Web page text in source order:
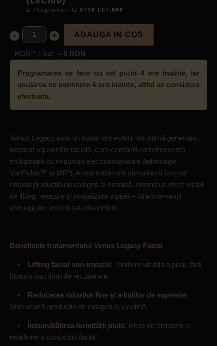
Programari la 0736.007.666
- + ADAUGA IN COS
RON * 1 buc = 0 RON
Programarea se face cu cel putin 4 ore inainte, iar
anularea cu minimum 4 ore inainte, altfel se considera
efectuata.
Venus Legacy este un tratament estetic de ultimă generație,
destinat rejuvenării faciale, care combină radiofrecvența
multipolară cu impulsuri electromagnetice (tehnologia
VariPulse™ și MP²). Acest tratament stimulează în mod
natural producția de colagen și elastină, oferind un efect vizibil
de lifting, netezire și revitalizare a pielii – fără intervenții
chirurgicale, injecții sau disconfort.
Beneficiile tratamentului Venus Legacy Facial
• Lifting facial non-invaziv: Tonifiere vizibilă a pielii, fără
bisturiu sau timp de recuperare.
• Reducerea ridurilor fine și a liniilor de expresie:
Stimulează producția de colagen și elastină.
• Îmbunătățirea fermității pielii: Efect de întindere și
redefinire a conturului facial.